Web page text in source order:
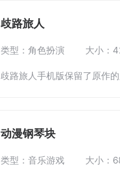
歧路旅人
类型：角色扮演 大小：
歧路旅人手机版保留了原作
动漫钢琴块
类型：音乐游戏 大小：